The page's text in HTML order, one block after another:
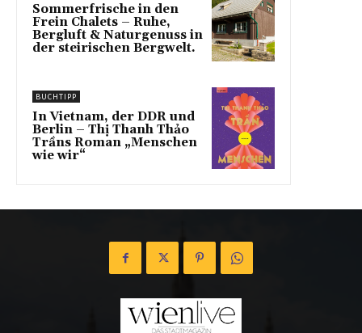
Sommerfrische in den
Frein Chalets – Ruhe,
Bergluft & Naturgenuss in
der steirischen Bergwelt.
BUCHTIPP
In Vietnam, der DDR und
Berlin – Thị Thanh Thảo
Trầns Roman „Menschen
wie wir“